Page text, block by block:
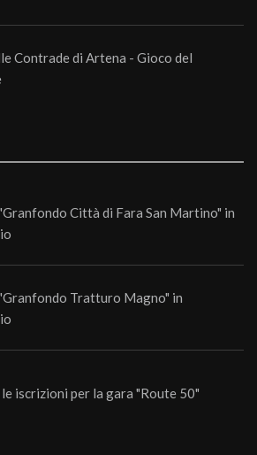
Contrade di Artena - Gioco del
Città di Fara San Martino" in
Tratturo Magno" in
iscrizioni per la gara "Route 50"